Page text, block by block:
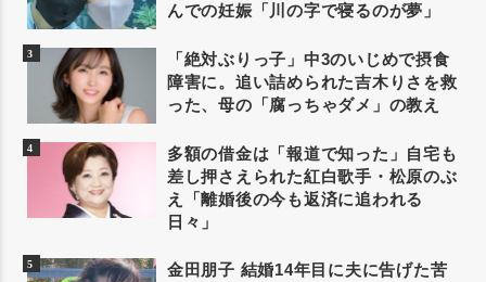
んでの妊娠「川の字で寝るのが夢」
「絶対ぶりっ子」中3のいじめで摂食
障害に。追い詰められた吉木りさを救
った、母の「腐っちゃダメ」の教え
多額の借金は「報道で知った」自宅も
差し押さえられた紅白歌手・松原のぶ
え「離婚後の今も返済に追われる
日々」
金田朋子 結婚14年目に夫に告げた苦